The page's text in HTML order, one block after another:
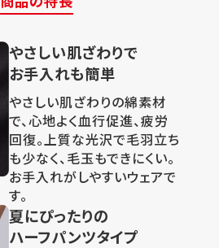
やさしい肌ざわりで
お手入れも簡単
やさしい肌ざわりの綿素材
で、心地よく血行促進、疲労
回復。上質な光沢で毛羽立ち
も少なく、毛玉もできにくい。
お手入れがしやすいウェアで
す。
夏にぴったりの
ハーフパンツタイプ